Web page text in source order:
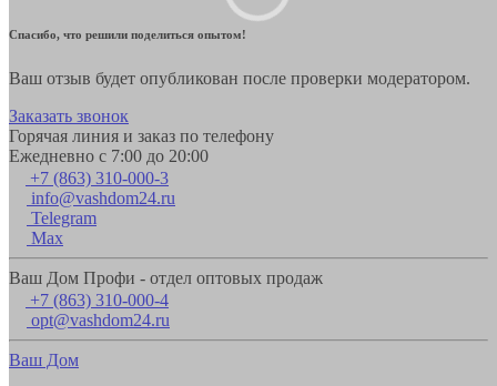
Спасибо, что решили поделиться опытом!
Ваш отзыв будет опубликован после проверки модератором.
Заказать звонок
Горячая линия и заказ по телефону
Ежедневно с 7:00 до 20:00
+7 (863) 310-000-3
info@vashdom24.ru
Telegram
Max
Ваш Дом Профи - отдел оптовых продаж
+7 (863) 310-000-4
opt@vashdom24.ru
Ваш Дом